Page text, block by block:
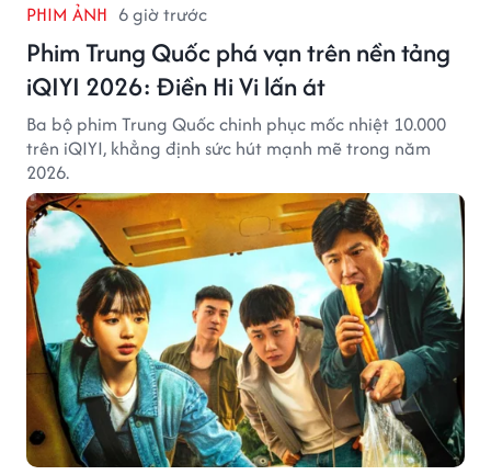
PHIM ẢNH 6 giờ trước
Phim Trung Quốc phá vạn trên nền tảng
iQIYI 2026: Điền Hi Vi lấn át
Ba bộ phim Trung Quốc chinh phục mốc nhiệt 10.000
trên iQIYI, khẳng định sức hút mạnh mẽ trong năm
2026.